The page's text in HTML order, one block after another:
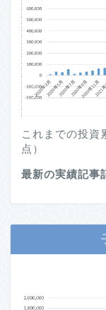
これまでの投資
点）
最新の実績記事